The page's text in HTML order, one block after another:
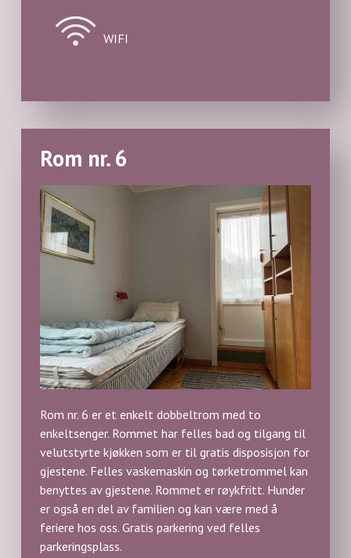
WIFI
Rom nr. 6
Rom nr. 6 er et enkelt dobbeltrom med to
enkeltsenger. Rommet har felles bad og tilgang til
velutstyrte kjøkken som er til gratis disposisjon for
gjestene. Felles vaskemaskin og tørketrommel kan
benyttes av gjestene. Rommet er røykfritt. Hunder
er også en del av familien og kan være med å
feriere hos oss. Gratis parkering ved felles
parkeringsplass.